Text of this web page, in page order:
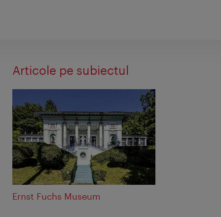
Articole pe subiectul
Ernst Fuchs Museum